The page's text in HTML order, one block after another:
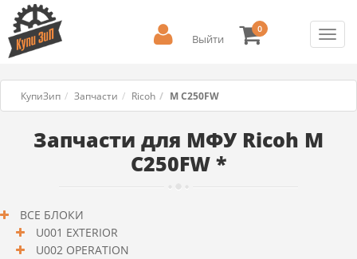
Выйти
0
КупиЗип Запчасти Ricoh M C250FW
Запчасти для МФУ Ricoh M
C250FW *
ВСЕ БЛОКИ
U001 EXTERIOR
U002 OPERATION